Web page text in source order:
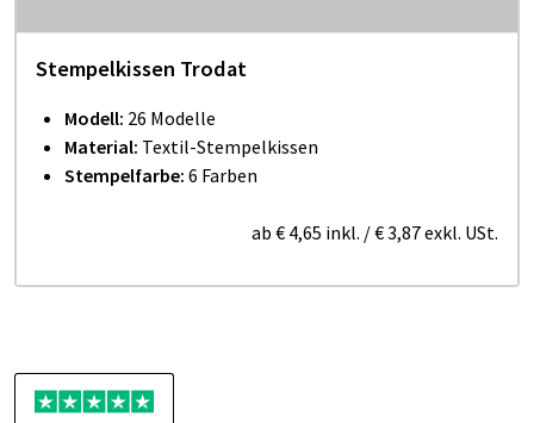
Stempelkissen Trodat
Modell: 26 Modelle
Material: Textil-Stempelkissen
Stempelfarbe: 6 Farben
ab € 4,65 inkl. /€ 3,87exkl. USt.